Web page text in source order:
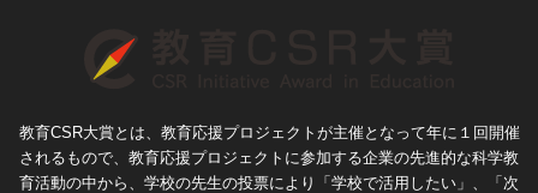
教育CSR大賞とは、教育応援プロジェクトが主催となって年に１回開催
されるもので、教育応援プロジェクトに参加する企業の先進的な科学教
育活動の中から、学校の先生の投票により「学校で活用したい」、「次